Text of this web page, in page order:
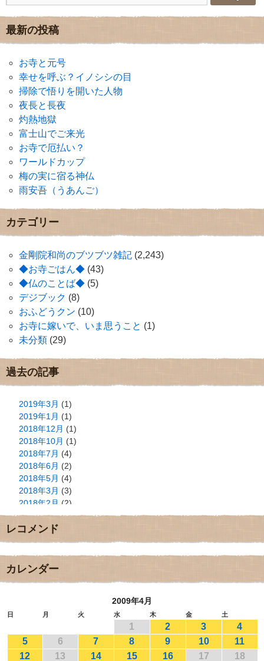
最新の投稿
お寺と元号
幸せを呼ぶ？イノシシの目
掃除で悟りを開いた人物
夜長と長夜
灼熱地獄
富士山でご来光
お寺で厄払い？
ワールドカップ
梅の実に宿る神仏
雨安吾（うあんご）
カテゴリー
金剛院和尚のブツブツ雑記 (2,243)
◆お寺ごはん◆ (43)
◆仏のことば◆ (5)
デジブック (8)
おふどうクン (10)
お寺に嫁いで、いま思うこと (1)
未分類 (29)
過去の記事
2019年3月 (1)
2019年1月 (1)
2018年12月 (1)
2018年10月 (1)
2018年7月 (4)
2018年6月 (2)
2018年5月 (4)
2018年3月 (3)
2018年2月 (2)
2018年1月(2)
2017年12月
2017年11月(3)
2017年9月
2017年8月
2017年5月
2017年3月(1)
2017年2月(1)
レコメンド
カレンダー
2009年4月
日 月 火 水 木 金 土
1 2 3
4
5
6 7 8 9 10
11
12
13 14 15 16 17 18